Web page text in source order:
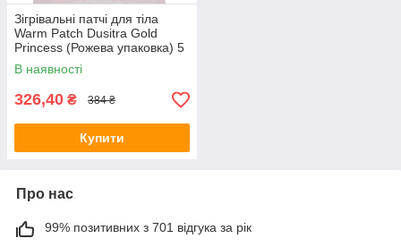
Зігрівальні патчі для тіла
Warm Patch Dusitra Gold
Princess (Рожева упаковка) 5
шт в уп.
В наявності
326,40 ₴ 384 ₴
Купити
Про нас
99% позитивних з 701 відгука за рік